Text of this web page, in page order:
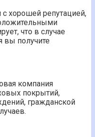
хорошей репутацией,
что в случае
вы получите
компания
покрытий,
гражданской